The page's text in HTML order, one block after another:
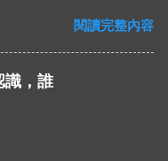
private: struct Node{
id, int l, int r){
#define N 50000 int
a,int b)
b){return a>b;});
閱讀完整內容
識，誰